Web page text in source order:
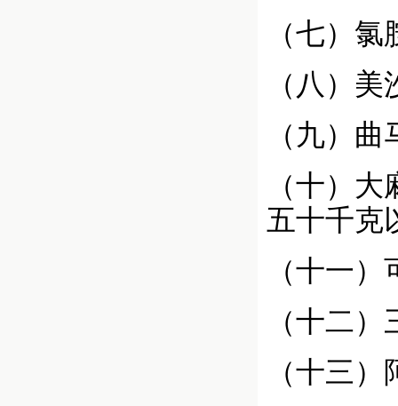
（七）
（八）
（九）
（十）
五十千克
（十一
（十二
（十三